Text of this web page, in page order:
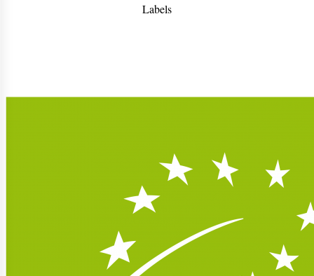
Labels